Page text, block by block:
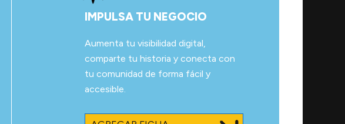
IMPULSA TU NEGOCIO
Aumenta tu visibilidad digital,
comparte tu historia y conecta con
tu comunidad de forma fácil y
accesible.